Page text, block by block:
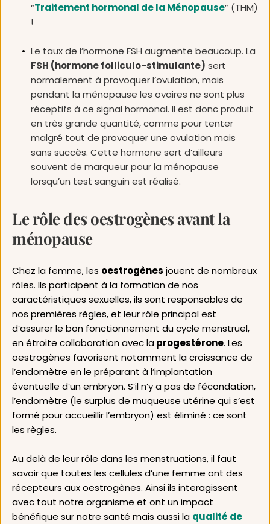
“Traitement hormonal de la Ménopause” (THM)
!
FSH (hormone folliculo-stimulante) sert
normalement à provoquer l’ovulation, mais
pendant la ménopause les ovaires ne sont plus
réceptifs à ce signal hormonal. Il est donc produit
en très grande quantité, comme pour tenter
malgré tout de provoquer une ovulation mais
sans succès. Cette hormone sert d’ailleurs
souvent de marqueur pour la ménopause
lorsqu’un test sanguin est réalisé.
Le rôle des oestrogènes avant la
ménopause
Chez la femme, les oestrogènes jouent de nombreux
rôles. Ils participent à la formation de nos
caractéristiques sexuelles, ils sont responsables de
nos premières règles, et leur rôle principal est
d’assurer le bon fonctionnement du cycle menstruel,
en étroite collaboration avec la progestérone. Les
oestrogènes favorisent notamment la croissance de
l’endomètre en le préparant à l’implantation
éventuelle d’un embryon. S’il n’y a pas de fécondation,
l’endomètre (le surplus de muqueuse utérine qui s’est
formé pour accueillir l’embryon) est éliminé : ce sont
les règles.
Au delà de leur rôle dans les menstruations, il faut
savoir que toutes les cellules d’une femme ont des
récepteurs aux oestrogènes. Ainsi ils interagissent
avec tout notre organisme et ont un impact
bénéfique sur notre santé mais aussi la qualité de